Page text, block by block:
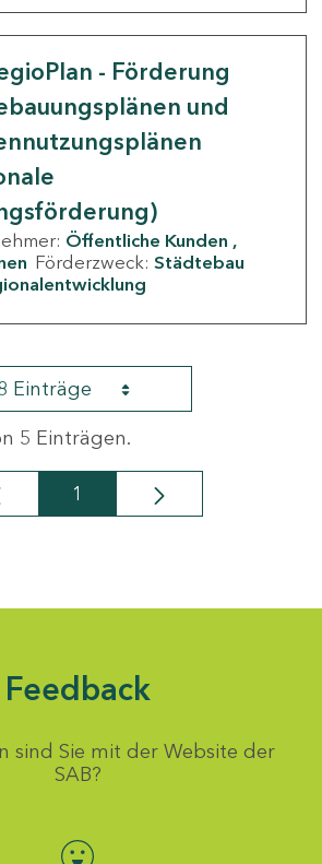
- Förderung
und
Öffentliche Kunden
Förderzweck: Städtebau
Einträge
5 Einträgen.
Seite
1
Feedback
sind Sie mit der Website der
SAB?
Bewertung auswählen